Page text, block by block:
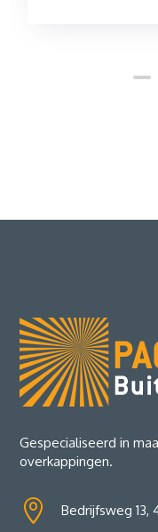
Gespecialiseerd in
overkappingen.
 Bedrijfsweg 13,